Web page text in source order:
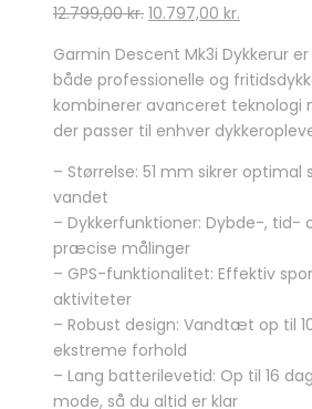
12.799,00kr. Den
pris
var:
12.799,00 kr..
10.797,00 kr.
pris
er:
10.797,00
Garmin Descent Mk3i Dykkerur
både professionelle og
kombinerer avanceret teknologi
der passer til enhver
– Størrelse: 51 mm sikrer optimal
vandet
– Dykkerfunktioner: Dybde-, tid-
præcise målinger
– GPS-funktionalitet: Effektiv
aktiviteter
– Robust design: Vandtæt op til
ekstreme forhold
– Lang batterilevetid: Op til 16
mode, så du altid er klar